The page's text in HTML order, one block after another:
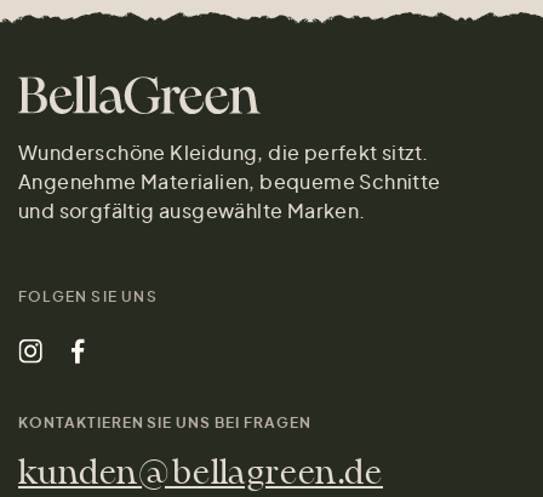
Wunderschöne Kleidung, die perfekt sitzt.
Angenehme Materialien, bequeme Schnitte
und sorgfältig ausgewählte Marken.
FOLGEN SIE UNS
KONTAKTIEREN SIE UNS BEI FRAGEN
kunden@bellagreen.de